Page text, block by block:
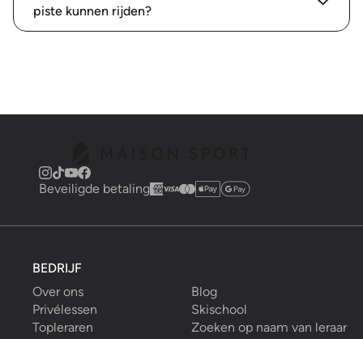
piste kunnen rijden?
Beveiligde betaling
BEDRIJF
Over ons
Blog
Privélessen
Skischool
Topleraren
Zoeken op naam van leraar